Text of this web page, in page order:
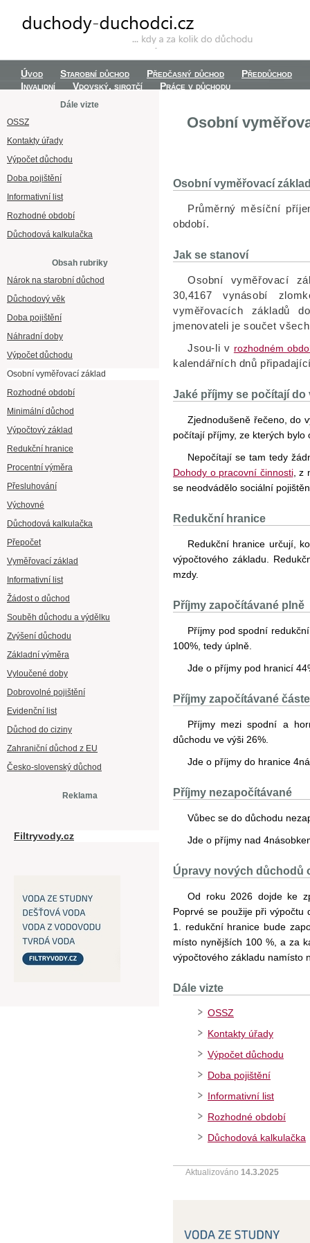
Úvod Starobní důchod Předčasný důchod
Předdůchod
Invalidní
Vdovský, sirotčí Práce v důchodu
Dále vizte
OSSZ
Kontakty úřady
Výpočet důchodu
Doba pojištění
Informativní list
Rozhodné období
Důchodová kalkulačka
Obsah rubriky
Nárok na starobní důchod
Důchodový věk
Doba pojištění
Náhradní doby
Výpočet důchodu
Osobní vyměřovací základ
Rozhodné období
Minimální důchod
Výpočtový základ
Redukční hranice
Procentní výměra
Přesluhování
Výchovné
Důchodová kalkulačka
Přepočet
Vyměřovací základ
Informativní list
Žádost o důchod
Souběh důchodu a výdělku
Zvýšení důchodu
Základní výměra
Vyloučené doby
Dobrovolné pojištění
Evidenční list
Důchod do ciziny
Zahraniční důchod z EU
Česko-slovenský důchod
Reklama
Filtryvody.cz
Osobní
Osobní vyměřovací
Průměrný měsíční
období.
Jak se stanoví
Osobní vyměřovací
30,4167 vynásobí
vyměřovacích základů
jmenovateli je součet
Jsou-li v rozhodném
kalendářních dnů
Jaké příjmy se počítají
Zjednodušeně řečeno, do
počítají příjmy, ze kterých
Nepočítají se tam tedy
Dohody o pracovní činnosti, z
se neodvádělo sociální
Redukční hranice
Redukční hranice určují,
výpočtového základu.
mzdy.
Příjmy započítávané plně
Příjmy pod spodní
100%, tedy úplně.
Jde o příjmy pod hranicí
Příjmy započítávané
Příjmy mezi spodní a
důchodu ve výši 26%.
Jde o příjmy do hranice
Příjmy nezapočítávané
Vůbec se do důchodu
Jde o příjmy nad
Úpravy nových důchodů
Od roku 2026 dojde ke
Poprvé se použije při výpočtu
1. redukční hranice bude
místo nynějších 100 %, a za
výpočtového základu namísto
Dále vizte
OSSZ
Kontakty úřady
Výpočet důchodu
Doba pojištění
Informativní list
Rozhodné období
Důchodová kalkulačka
Aktualizováno 14.3.2025